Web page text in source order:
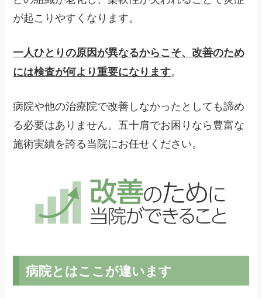
が起こりやすくなります。
一人ひとりの原因が異なるからこそ、改善のため
には検査が何より重要になります。
病院や他の治療院で改善しなかったとしても諦め
る必要はありません。五十肩でお困りなら豊富な
施術実績を誇る当院にお任せください。
病院とはここが違います